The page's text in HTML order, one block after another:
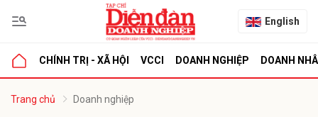
English
CHÍNH TRỊ - XÃ HỘI VCCI DOANH NGHIỆP DOANH
Trang chủ Doanh nghiệp
luận